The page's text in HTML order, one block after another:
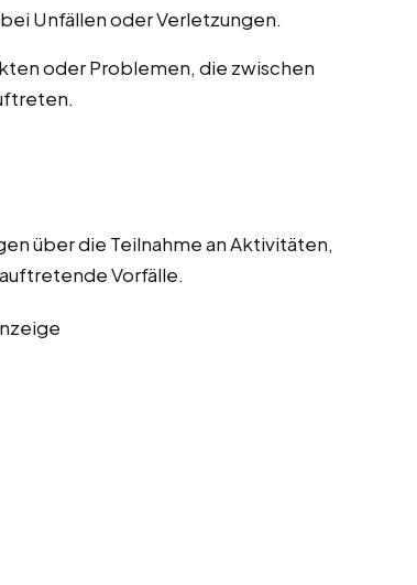
Unfällen oder Verletzungen.
oder Problemen, die zwischen
über die Teilnahme an Aktivitäten,
Vorfälle.